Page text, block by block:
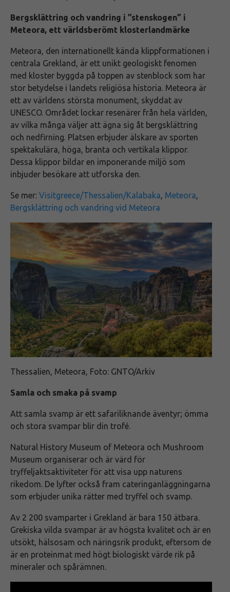
Bergsklättring och vandring i ”stenskogen” i
Meteora, ett världsberömt klosterlandmärke
Meteora, den internationellt kända klippformationen i
centrala Grekland, är ett unikt geologiskt fenomen
med kloster byggda på toppen av stenblock som har
stor betydelse i landets religiösa historia. Meteora är
ett av världens största monument, skyddat av
UNESCO. Området lockar resenärer från hela världen,
av vilka många väljer att ägna sig åt bergsklättring
och nedfirning. Platsen erbjuder älskare av sporten
spektakulära, höga, branta och vertikala klippor.
Dessa klippor bildar en imponerande miljö som
inbjuder besökare att utforska den.
Se mer: Visitgreece/Thessalien/Kalabaka, Meteora,
Bergsklättring och vandring vid Meteora
Thessalien, Meteora, Foto: GNTO/Arkiv
Samla och smaka på svamp
Att samla svamp är ett safariliknande äventyr; ömma
och stora svampar blir din trofé.
Natural History Museum of Meteora och Mushroom
Museum organiserar och är värd för
tryffeljaktsaktiviteter för att visa upp naturens
rikedom. De lyfter också fram cateringanläggningarna
som erbjuder unika rätter med tryffel och svamp.
Av 2 200 svamparter i Grekland är bara 150 ätbara.
Grekiska vilda svampar är av högsta kvalitet och är en
utsökt, hälsosam och näringsrik produkt, eftersom de
är en proteinmat med högt biologiskt värde rik på
mineraler och spårämnen.